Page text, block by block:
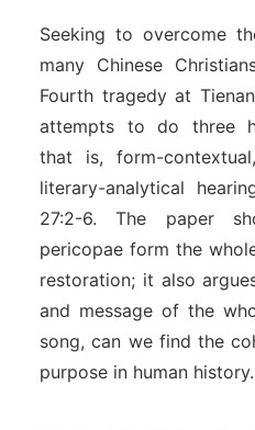
Seeking to overcome
many Chinese
Fourth tragedy at
attempts to do three
that is, form-
literary-analytical
27:2-6. The paper
pericopae form the
restoration; it also
and message of the
song, can we find the
purpose in human history.